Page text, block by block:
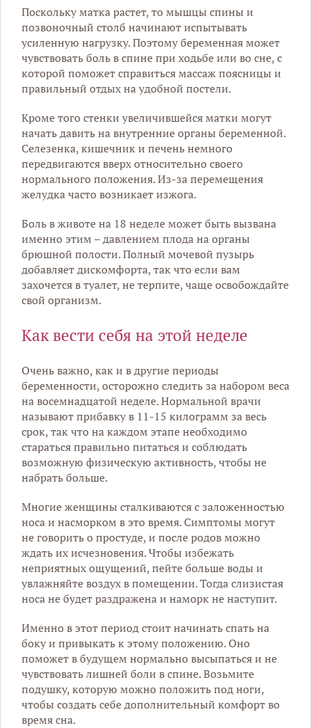
Поскольку матка растет, то мышцы спины и
позвоночный столб начинают испытывать
усиленную нагрузку. Поэтому беременная может
чувствовать боль в спине при ходьбе или во сне, с
которой поможет справиться массаж поясницы и
правильный отдых на удобной постели.
Кроме того стенки увеличившейся матки могут
начать давить на внутренние органы беременной.
Селезенка, кишечник и печень немного
передвигаются вверх относительно своего
нормального положения. Из-за перемещения
желудка часто возникает изжога.
Боль в животе на 18 неделе может быть вызвана
именно этим – давлением плода на органы
брюшной полости. Полный мочевой пузырь
добавляет дискомфорта, так что если вам
захочется в туалет, не терпите, чаще освобождайте
свой организм.
Как вести себя на этой неделе
Очень важно, как и в другие периоды
беременности, осторожно следить за набором веса
на восемнадцатой неделе. Нормальной врачи
называют прибавку в 11-15 килограмм за весь
срок, так что на каждом этапе необходимо
стараться правильно питаться и соблюдать
возможную физическую активность, чтобы не
набрать больше.
Многие женщины сталкиваются с заложенностью
носа и насморком в это время. Симптомы могут
не говорить о простуде, и после родов можно
ждать их исчезновения. Чтобы избежать
неприятных ощущений, пейте больше воды и
увлажняйте воздух в помещении. Тогда слизистая
носа не будет раздражена и наморк не наступит.
Именно в этот период стоит начинать спать на
боку и привыкать к этому положению. Оно
поможет в будущем нормально высыпаться и не
чувствовать лишней боли в спине. Возьмите
подушку, которую можно положить под ноги,
чтобы создать себе дополнительный комфорт во
время сна.